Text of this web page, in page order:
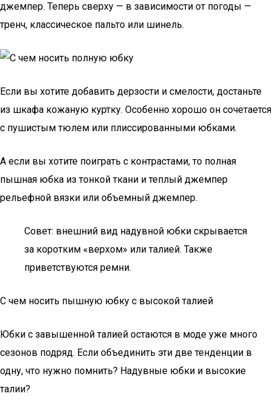
джемпер. Теперь сверху — в зависимости от погоды —
тренч, классическое пальто или шинель.
Если вы хотите добавить дерзости и смелости, достаньте
из шкафа кожаную куртку. Особенно хорошо он сочетается
с пушистым тюлем или плиссированными юбками.
А если вы хотите поиграть с контрастами, то полная
пышная юбка из тонкой ткани и теплый джемпер
рельефной вязки или объемный джемпер.
Совет: внешний вид надувной юбки скрывается
за коротким «верхом» или талией. Также
приветствуются ремни.
С чем носить пышную юбку с высокой талией
Юбки с завышенной талией остаются в моде уже много
сезонов подряд. Если объединить эти две тенденции в
одну, что нужно помнить? Надувные юбки и высокие
талии?